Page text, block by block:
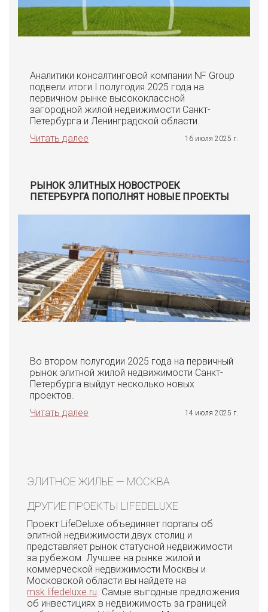
Аналитики консалтинговой компании NF Group
подвели итоги I полугодия 2025 года на
первичном рынке высококлассной
загородной жилой недвижимости Санкт-
Петербурга и Ленинградской области.
Читать далее
16 июля 2025 г.
РЫНОК ЭЛИТНЫХ НОВОСТРОЕК
ПЕТЕРБУРГА ПОПОЛНЯТ НОВЫЕ ПРОЕКТЫ
Во втором полугодии 2025 года на первичный
рынок элитной жилой недвижимости Санкт-
Петербурга выйдут несколько новых
проектов.
Читать далее
14 июля 2025 г.
ЭЛИТНОЕ ЖИЛЬЕ — МОСКВА
ДРУГИЕ ПРОЕКТЫ LIFEDELUXE
Проект LifeDeluxe объединяет порталы об
элитной недвижимости двух столиц и
представляет рынок статусной недвижимости
за рубежом. Лучшее на рынке жилой и
коммерческой недвижимости Москвы и
Московской области вы найдете на
msk.lifedeluxe.ru. Самые выгодные предложения
об инвестициях в недвижимость за границей